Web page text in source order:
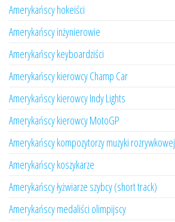
Amerykańscy hokeiści
Amerykańscy inżynierowie
Amerykańscy keyboardziści
Amerykańscy kierowcy Champ Car
Amerykańscy kierowcy Indy Lights
Amerykańscy kierowcy MotoGP
Amerykańscy kompozytorzy muzyki rozrywkowej
Amerykańscy koszykarze
Amerykańscy łyżwiarze szybcy (short track)
Amerykańscy medaliści olimpijscy